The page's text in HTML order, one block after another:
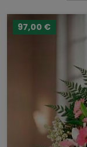
97,00 €